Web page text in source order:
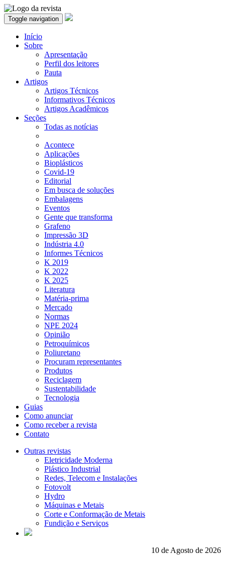
Toggle navigation
Início
Sobre
Apresentação
Perfil dos leitores
Pauta
Artigos
Artigos Técnicos
Informativos Técnicos
Artigos Acadêmicos
Seções
Todas as notícias
Acontece
Aplicações
Bioplásticos
Covid-19
Editorial
Em busca de soluções
Embalagens
Eventos
Gente que transforma
Grafeno
Impressão 3D
Indústria 4.0
Informes Técnicos
K 2019
K 2022
K 2025
Literatura
Matéria-prima
Mercado
Normas
NPE 2024
Opinião
Petroquímicos
Poliuretano
Procuram representantes
Produtos
Reciclagem
Sustentabilidade
Tecnologia
Guias
Como anunciar
Como receber a revista
Contato
Outras revistas
Eletricidade Moderna
Plástico Industrial
Redes, Telecom e Instalações
Fotovolt
Hydro
Máquinas e Metais
Corte e Conformação de Metais
Fundição e Serviços
10 de Agosto de 2026